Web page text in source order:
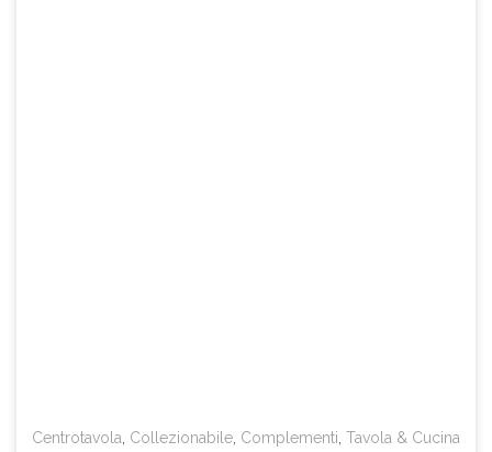
Centrotavola, Collezionabile, Complementi, Tavola & Cucina